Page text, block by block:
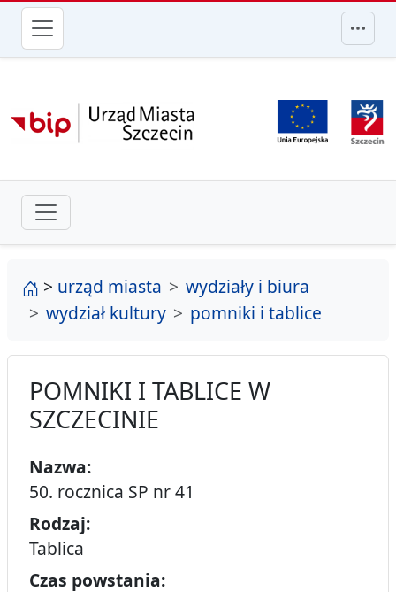
przejdź do głównego menu
strona główna
> urząd miasta
wydziały i biura
wydział kultury
pomniki i tablice
POMNIKI I TABLICE W
SZCZECINIE
Nazwa:
50. rocznica SP nr 41
Rodzaj:
Tablica
Czas powstania: